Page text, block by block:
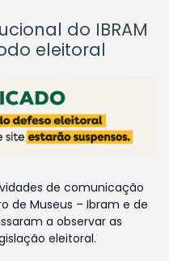
do IBRAM
eleitoral
de comunicação
de Museus – Ibram e de
a observar as
eleitoral.